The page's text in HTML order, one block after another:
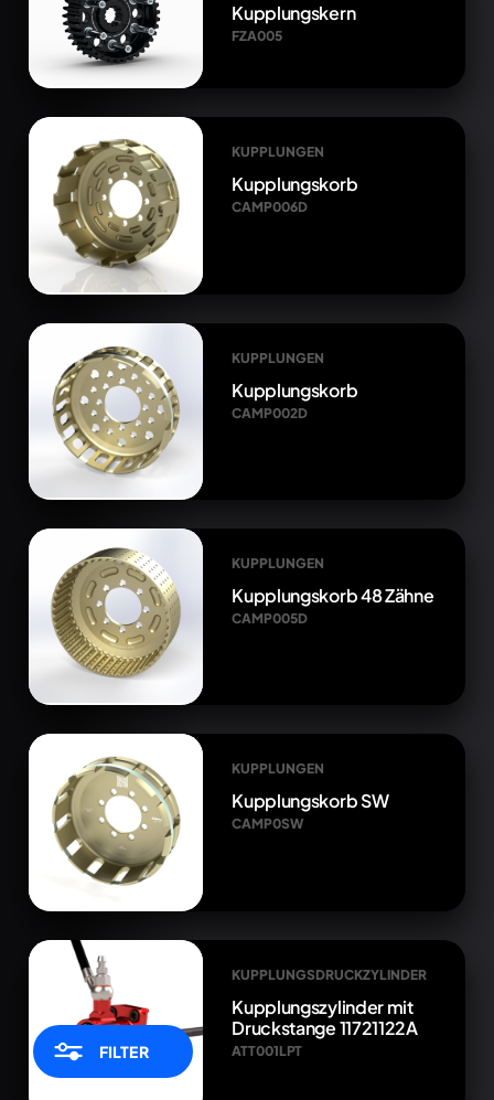
FILTER
Kupplungskern
FZA005
KUPPLUNGEN
Kupplungskorb
CAMP006D
KUPPLUNGEN
Kupplungskorb
CAMP002D
KUPPLUNGEN
Kupplungskorb 48 Zähne
CAMP005D
KUPPLUNGEN
Kupplungskorb SW
CAMP0SW
KUPPLUNGSDRUCKZYLINDER
Kupplungszylinder mit
Druckstange 11721122A
ATT001LPT